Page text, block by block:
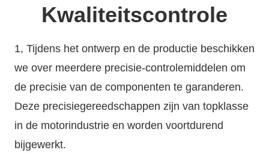
Kwaliteitscontrole
1, Tijdens het ontwerp en de productie beschikken
we over meerdere precisie-controlemiddelen om
de precisie van de componenten te garanderen.
Deze precisiegereedschappen zijn van topklasse
in de motorindustrie en worden voortdurend
bijgewerkt.